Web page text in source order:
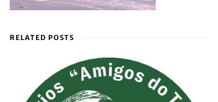
RELATED POSTS